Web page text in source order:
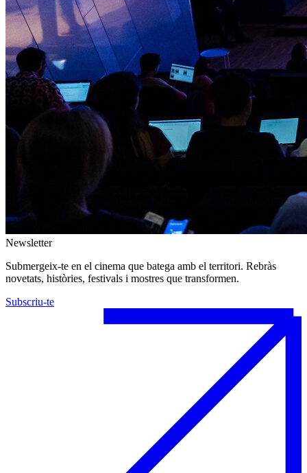
Newsletter
Submergeix-te en el cinema que batega amb el territori. Rebràs
novetats, històries, festivals i mostres que transformen.
Subscriu-te